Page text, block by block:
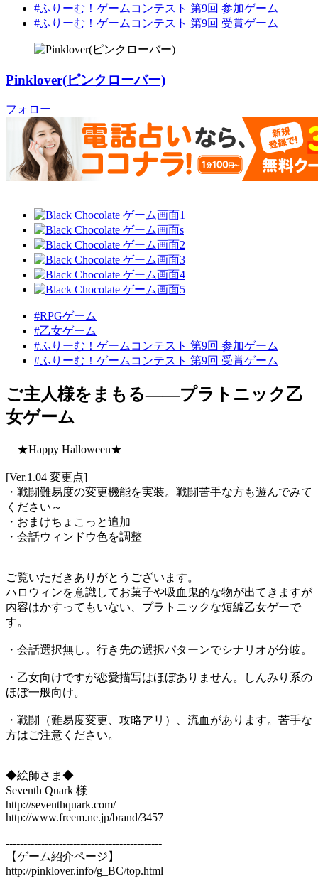
#ふりーむ！ゲームコンテスト 第9回 参加ゲーム
#ふりーむ！ゲームコンテスト 第9回 受賞ゲーム
Pinklover(ピンクローバー)
フォロー
#RPGゲーム
#乙女ゲーム
#ふりーむ！ゲームコンテスト 第9回 参加ゲーム
#ふりーむ！ゲームコンテスト 第9回 受賞ゲーム
ご主人様をまもる――プラトニック乙
女ゲーム
★Happy Halloween★
[Ver.1.04 変更点]
・戦闘難易度の変更機能を実装。戦闘苦手な方も遊んでみて
ください～
・おまけちょこっと追加
・会話ウィンドウ色を調整
ご覧いただきありがとうございます。
ハロウィンを意識してお菓子や吸血鬼的な物が出てきますが
内容はかすってもいない、プラトニックな短編乙女ゲーで
す。
・会話選択無し。行き先の選択パターンでシナリオが分岐。
・乙女向けですが恋愛描写はほぼありません。しんみり系の
ほぼ一般向け。
・戦闘（難易度変更、攻略アリ）、流血があります。苦手な
方はご注意ください。
◆絵師さま◆
Seventh Quark 様
http://seventhquark.com/
http://www.freem.ne.jp/brand/3457
--------------------------------------------
【ゲーム紹介ページ】
http://pinklover.info/g_BC/top.html